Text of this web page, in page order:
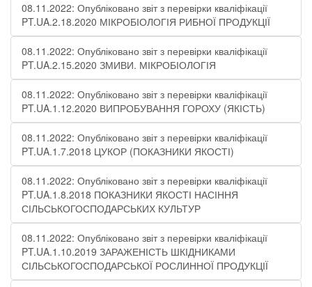
08.11.2022: Опубліковано звіт з перевірки кваліфікації
PT.UA.2.18.2020 МІКРОБІОЛОГІЯ РИБНОЇ ПРОДУКЦІЇ
08.11.2022: Опубліковано звіт з перевірки кваліфікації
PT.UA.2.15.2020 ЗМИВИ. МІКРОБІОЛОГІЯ
08.11.2022: Опубліковано звіт з перевірки кваліфікації
PT.UA.1.12.2020 ВИПРОБУВАННЯ ГОРОХУ (ЯКІСТЬ)
08.11.2022: Опубліковано звіт з перевірки кваліфікації
PT.UA.1.7.2018 ЦУКОР (ПОКАЗНИКИ ЯКОСТІ)
08.11.2022: Опубліковано звіт з перевірки кваліфікації
PT.UA.1.8.2018 ПОКАЗНИКИ ЯКОСТІ НАСІННЯ
СІЛЬСЬКОГОСПОДАРСЬКИХ КУЛЬТУР
08.11.2022: Опубліковано звіт з перевірки кваліфікації
PT.UA.1.10.2019 ЗАРАЖЕНІСТЬ ШКІДНИКАМИ
СІЛЬСЬКОГОСПОДАРСЬКОЇ РОСЛИННОЇ ПРОДУКЦІЇ